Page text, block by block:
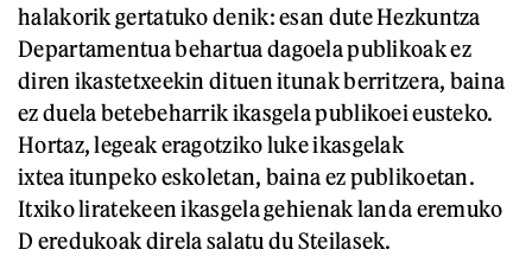
halakorik gertatuko denik: esan dute Hezkuntza
Departamentua behartua dagoela publikoak ez
diren ikastetxeekin dituen itunak berritzera, baina
ez duela betebeharrik ikasgela publikoei eusteko.
Hortaz, legeak eragotziko luke ikasgelak
ixtea itunpeko eskoletan, baina ez publikoetan.
Itxiko liratekeen ikasgela gehienak landa eremuko
D eredukoak direla salatu du Steilasek.